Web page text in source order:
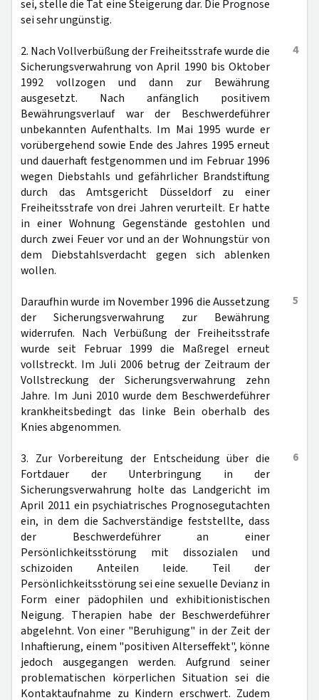
sei, stelle die Tat eine Steigerung dar. Die Prognose
sei sehr ungünstig.
4
2. Nach Vollverbüßung der Freiheitsstrafe wurde die
Sicherungsverwahrung von April 1990 bis Oktober
1992 vollzogen und dann zur Bewährung
ausgesetzt. Nach anfänglich positivem
Bewährungsverlauf war der Beschwerdeführer
unbekannten Aufenthalts. Im Mai 1995 wurde er
vorübergehend sowie Ende des Jahres 1995 erneut
und dauerhaft festgenommen und im Februar 1996
wegen Diebstahls und gefährlicher Brandstiftung
durch das Amtsgericht Düsseldorf zu einer
Freiheitsstrafe von drei Jahren verurteilt. Er hatte
in einer Wohnung Gegenstände gestohlen und
durch zwei Feuer vor und an der Wohnungstür von
dem Diebstahlsverdacht gegen sich ablenken
wollen.
5
Daraufhin wurde im November 1996 die Aussetzung
der Sicherungsverwahrung zur Bewährung
widerrufen. Nach Verbüßung der Freiheitsstrafe
wurde seit Februar 1999 die Maßregel erneut
vollstreckt. Im Juli 2006 betrug der Zeitraum der
Vollstreckung der Sicherungsverwahrung zehn
Jahre. Im Juni 2010 wurde dem Beschwerdeführer
krankheitsbedingt das linke Bein oberhalb des
Knies abgenommen.
6
3. Zur Vorbereitung der Entscheidung über die
Fortdauer der Unterbringung in der
Sicherungsverwahrung holte das Landgericht im
April 2011 ein psychiatrisches Prognosegutachten
ein, in dem die Sachverständige feststellte, dass
der Beschwerdeführer an einer
Persönlichkeitsstörung mit dissozialen und
schizoiden Anteilen leide. Teil der
Persönlichkeitsstörung sei eine sexuelle Devianz in
Form einer pädophilen und exhibitionistischen
Neigung. Therapien habe der Beschwerdeführer
abgelehnt. Von einer "Beruhigung" in der Zeit der
Inhaftierung, einem "positiven Alterseffekt", könne
jedoch ausgegangen werden. Aufgrund seiner
problematischen körperlichen Situation sei die
Kontaktaufnahme zu Kindern erschwert. Zudem